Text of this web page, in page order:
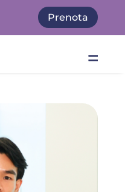
Prenota